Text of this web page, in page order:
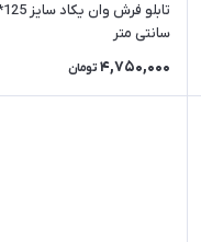
سانتی متر
4,750,000 تومان